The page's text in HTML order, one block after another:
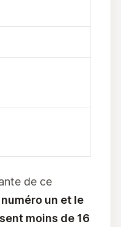
de ce
un et le
moins de 16